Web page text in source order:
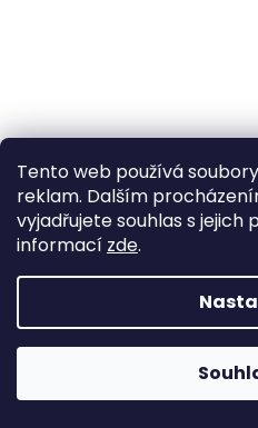
Tento web používá
reklam. Dalším
vyjadřujete souhlas s jejich
informací zde.